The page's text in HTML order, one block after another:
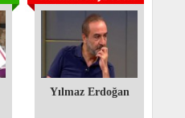
Yılmaz Erdoğan